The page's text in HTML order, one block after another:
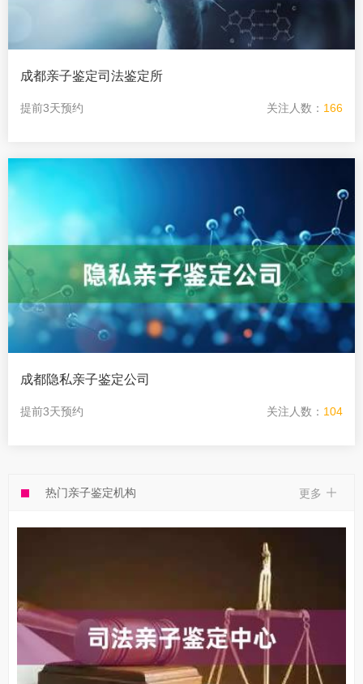
成都亲子鉴定司法鉴定所
提前3天预约 关注人数： 166
成都隐私亲子鉴定公司
提前3天预约 关注人数： 104
热门亲子鉴定机构 更多